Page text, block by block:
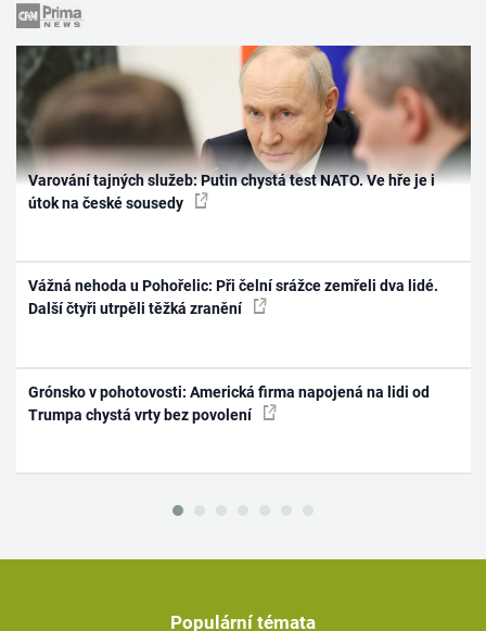
Varování tajných služeb: Putin chystá test NATO. Ve hře je i
útok na české sousedy
Vážná nehoda u Pohořelic: Při čelní srážce zemřeli dva lidé.
Další čtyři utrpěli těžká zranění
Grónsko v pohotovosti: Americká firma napojená na lidi od
Trumpa chystá vrty bez povolení
Populární témata